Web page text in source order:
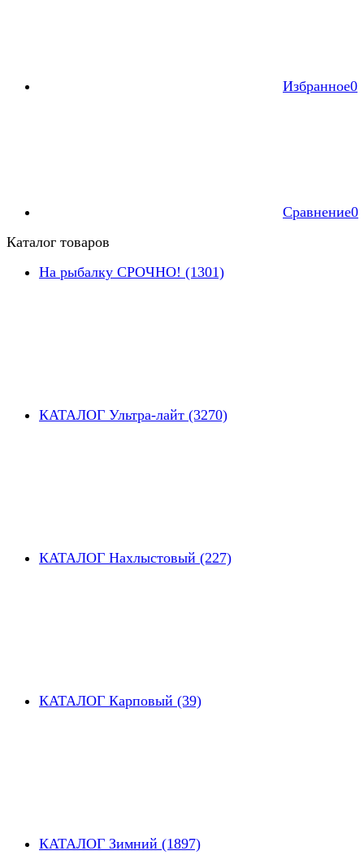
Избранное0
Сравнение0
Каталог товаров
На рыбалку СРОЧНО! (1301)
КАТАЛОГ Ультра-лайт (3270)
КАТАЛОГ Нахлыстовый (227)
КАТАЛОГ Карповый (39)
КАТАЛОГ Зимний (1897)